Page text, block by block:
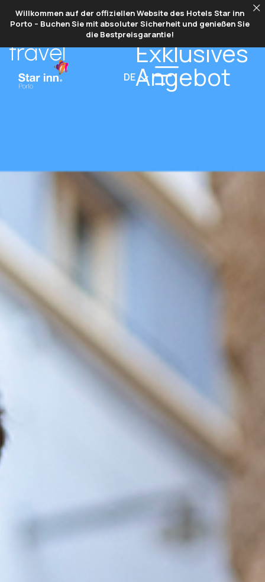
Willkommen auf der offiziellen Website des Hotels Star inn
Porto – Buchen Sie mit absoluter Sicherheit und genießen Sie
die Bestpreisgarantie!
DE
DAY
travel
Unsere Angebote
Exklusives
Angebot